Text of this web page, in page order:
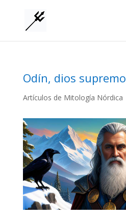
Odín, dios supremo
Artículos de Mitología Nórdica